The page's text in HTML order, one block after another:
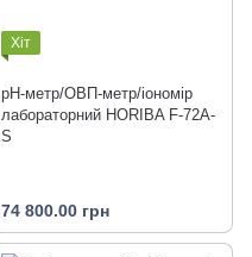
Хіт
pH-метр/ОВП-метр/іономір
лабораторний HORIBA F-72A-
S
74 800.00 грн